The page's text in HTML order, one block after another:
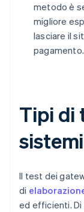
metodo è
migliore
lasciare il
pagamento.
Tipi di
Il test dei
di
ed efficienti.